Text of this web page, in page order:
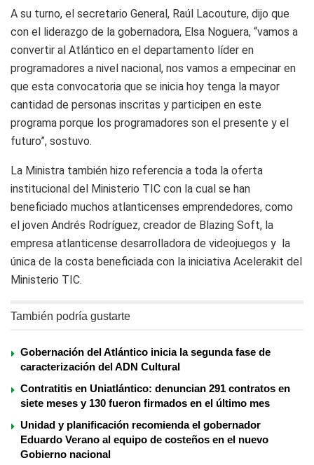
A su turno, el secretario General, Raúl Lacouture, dijo que
con el liderazgo de la gobernadora, Elsa Noguera, “vamos a
convertir al Atlántico en el departamento líder en
programadores a nivel nacional, nos vamos a empecinar en
que esta convocatoria que se inicia hoy tenga la mayor
cantidad de personas inscritas y participen en este
programa porque los programadores son el presente y el
futuro”, sostuvo.
La Ministra también hizo referencia a toda la oferta
institucional del Ministerio TIC con la cual se han
beneficiado muchos atlanticenses emprendedores, como
el joven Andrés Rodríguez, creador de Blazing Soft, la
empresa atlanticense desarrolladora de videojuegos y la
única de la costa beneficiada con la iniciativa Acelerakit del
Ministerio TIC.
También podría gustarte
Gobernación del Atlántico inicia la segunda fase de
caracterización del ADN Cultural
Contratitis en Uniatlántico: denuncian 291 contratos en
siete meses y 130 fueron firmados en el último mes
Unidad y planificación recomienda el gobernador
Eduardo Verano al equipo de costeños en el nuevo
Gobierno nacional